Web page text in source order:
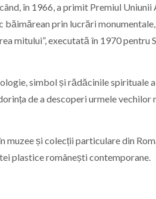
în 1966, a primit Premiul
băimărean prin lucrări
mitului”, executată în 1970 pentru
simbol și rădăcinile spirituale
de a descoperi urmele vechilor
muzee și colecții particulare din
plastice românești contemporane.